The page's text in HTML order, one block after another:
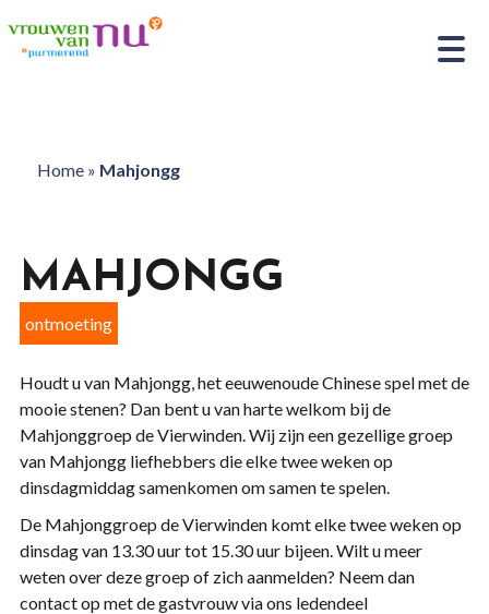
Home» Mahjongg
MAHJONGG
ontmoeting
Houdt u van Mahjongg, het eeuwenoude Chinese spel met de
mooie stenen? Dan bent u van harte welkom bij de
Mahjonggroep de Vierwinden. Wij zijn een gezellige groep
van Mahjongg liefhebbers die elke twee weken op
dinsdagmiddag samenkomen om samen te spelen.
De Mahjonggroep de Vierwinden komt elke twee weken op
dinsdag van 13.30 uur tot 15.30 uur bijeen. Wilt u meer
weten over deze groep of zich aanmelden? Neem dan
contact op met de gastvrouw via ons ledendeel